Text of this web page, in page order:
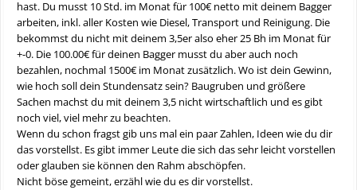
hast. Du musst 10 Std. im Monat für 100€ netto mit deinem Bagger
arbeiten, inkl. aller Kosten wie Diesel, Transport und Reinigung. Die
bekommst du nicht mit deinem 3,5er also eher 25 Bh im Monat für
+-0. Die 100.00€ für deinen Bagger musst du aber auch noch
bezahlen, nochmal 1500€ im Monat zusätzlich. Wo ist dein Gewinn,
wie hoch soll dein Stundensatz sein? Baugruben und größere
Sachen machst du mit deinem 3,5 nicht wirtschaftlich und es gibt
noch viel, viel mehr zu beachten.
Wenn du schon fragst gib uns mal ein paar Zahlen, Ideen wie du dir
das vorstellst. Es gibt immer Leute die sich das sehr leicht vorstellen
oder glauben sie können den Rahm abschöpfen.
Nicht böse gemeint, erzähl wie du es dir vorstellst.